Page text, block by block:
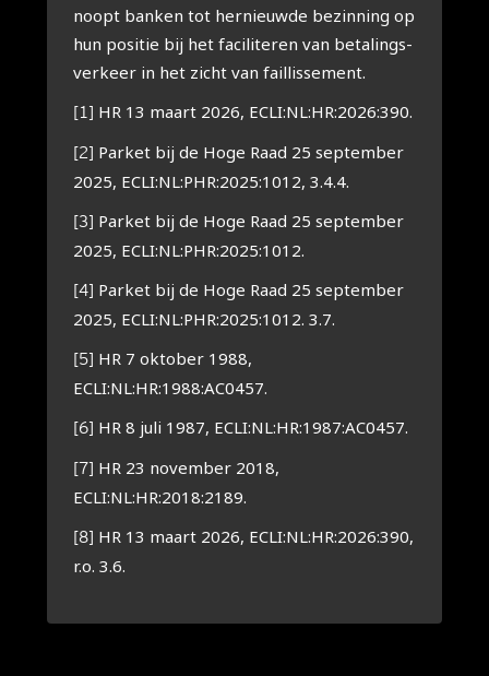
noopt ban­ken tot her­nieuw­de bezin­ning op
hun posi­tie bij het faci­li­te­ren van beta­lings­
ver­keer in het zicht van fail­lis­se­ment.
[1] HR 13 maart 2026, ECLI:NL:HR:2026:390.
[2] Par­ket bij de Hoge Raad 25 sep­tem­ber
2025, ECLI:NL:PHR:2025:1012, 3.4.4.
[3] Par­ket bij de Hoge Raad 25 sep­tem­ber
2025, ECLI:NL:PHR:2025:1012.
[4] Par­ket bij de Hoge Raad 25 sep­tem­ber
2025, ECLI:NL:PHR:2025:1012. 3.7.
[5] HR 7 okto­ber 1988,
ECLI:NL:HR:1988:AC0457.
[6] HR 8 juli 1987, ECLI:NL:HR:1987:AC0457.
[7] HR 23 novem­ber 2018,
ECLI:NL:HR:2018:2189.
[8] HR 13 maart 2026, ECLI:NL:HR:2026:390,
r.o. 3.6.